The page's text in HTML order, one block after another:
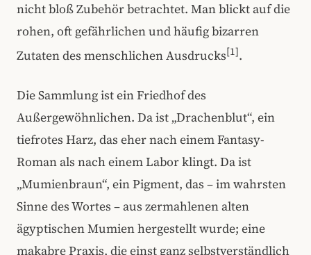
nicht bloß Zubehör betrachtet. Man blickt auf die
rohen, oft gefährlichen und häufig bizarren
Zutaten des menschlichen Ausdrucks[1].
Die Sammlung ist ein Friedhof des
Außergewöhnlichen. Da ist „Drachenblut“, ein
tiefrotes Harz, das eher nach einem Fantasy-
Roman als nach einem Labor klingt. Da ist
„Mumienbraun“, ein Pigment, das – im wahrsten
Sinne des Wortes – aus zermahlenen alten
ägyptischen Mumien hergestellt wurde; eine
makabre Praxis, die einst ganz selbstverständlich